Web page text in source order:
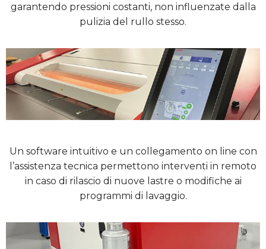
garantendo pressioni costanti, non influenzate dalla
pulizia del rullo stesso.
Un software intuitivo e un collegamento on line con
l’assistenza tecnica permettono interventi in remoto
in caso di rilascio di nuove lastre o modifiche ai
programmi di lavaggio.